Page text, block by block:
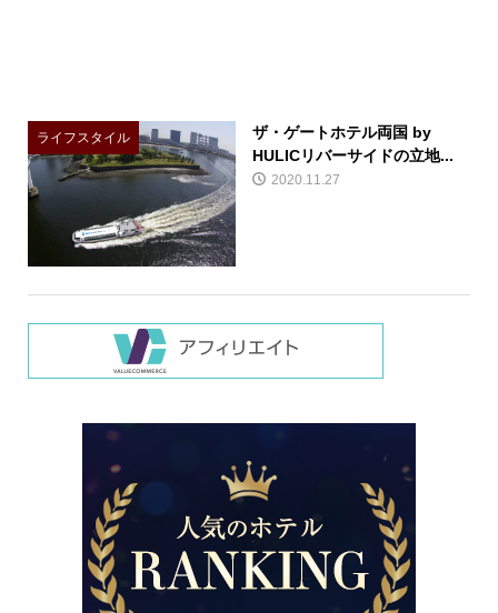
ライフスタイル
ザ・ゲートホテル両国 by
HULICリバーサイドの立地...
2020.11.27